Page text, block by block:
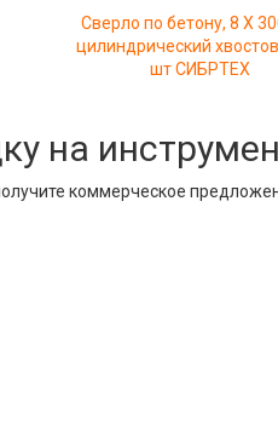
Сверло по бетону, 8 Х
цилиндрический
шт СИБРТЕХ
на
коммерческое